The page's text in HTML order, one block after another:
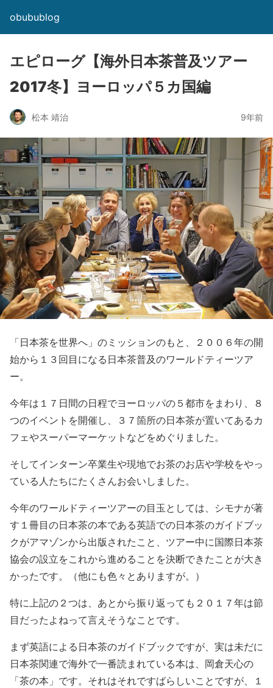
obubublog
エピローグ【海外日本茶普及ツアー
2017冬】ヨーロッパ５カ国編
松本 靖治 9年前
「日本茶を世界へ」のミッションのもと、２００６年の開
始から１３回目になる日本茶普及のワールドティーツア
ー。
今年は１７日間の日程でヨーロッパの５都市をまわり、８
つのイベントを開催し、３７箇所の日本茶が置いてあるカ
フェやスーパーマーケットなどをめぐりました。
そしてインターン卒業生や現地でお茶のお店や学校をやっ
ている人たちにたくさんお会いしました。
今年のワールドティーツアーの目玉としては、シモナが著
す１冊目の日本茶の本である英語での日本茶のガイドブッ
クがアマゾンから出版されたこと、ツアー中に国際日本茶
協会の設立をこれから進めることを決断できたことが大き
かったです。（他にも色々とありますが。）
特に上記の２つは、あとから振り返っても２０１７年は節
目だったよねって言えそうなことです。
まず英語による日本茶のガイドブックですが、実は未だに
日本茶関連で海外で一番読まれている本は、岡倉天心の
「茶の本」です。それはそれですばらしいことですが、１